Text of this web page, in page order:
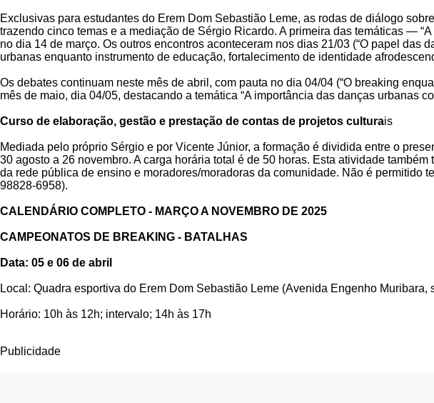
Exclusivas para estudantes do Erem Dom Sebastião Leme, as rodas de diálogo
trazendo cinco temas e a mediação de Sérgio Ricardo. A primeira das temáticas —
no dia 14 de março. Os outros encontros aconteceram nos dias 21/03 (“O papel
urbanas enquanto instrumento de educação, fortalecimento de identidade
Os debates continuam neste mês de abril, com pauta no dia 04/04 (“O breaking
mês de maio, dia 04/05, destacando a temática “A importância das danças urbanas
Curso de elaboração, gestão e prestação de contas de projetos culturais
Mediada pelo próprio Sérgio e por Vicente Júnior, a formação é dividida entre o
30 agosto a 26 novembro. A carga horária total é de 50 horas. Esta atividade
da rede pública de ensino e moradores/moradoras da comunidade. Não é permitido
98828-6958).
CALENDÁRIO COMPLETO - MARÇO A NOVEMBRO DE 2025
CAMPEONATOS DE BREAKING - BATALHAS
Data: 05 e 06 de abril
Local: Quadra esportiva do Erem Dom Sebastião Leme (Avenida Engenho
Horário: 10h às 12h; intervalo; 14h às 17h
Publicidade